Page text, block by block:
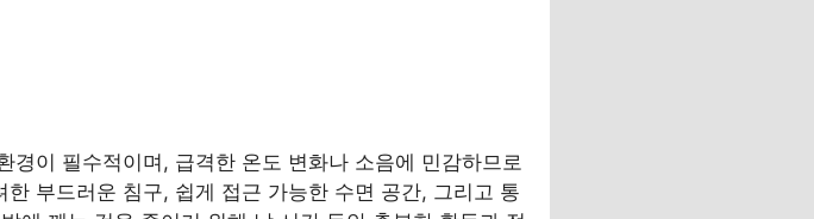
이 필수적이며, 급격한 온도 변화나 소음에 민감하므로
부드러운 침구, 쉽게 접근 가능한 수면 공간, 그리고 통